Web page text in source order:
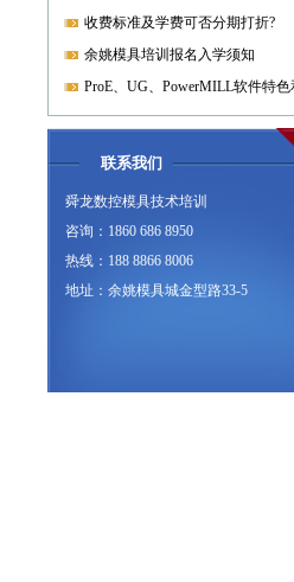
收费标准及学费可否分期打折?
余姚模具培训报名入学须知
联系我们
舜龙数控模具技术培训
咨询：1860 686 8950
热线：188 8866 8006
地址：余姚模具城金型路33-5